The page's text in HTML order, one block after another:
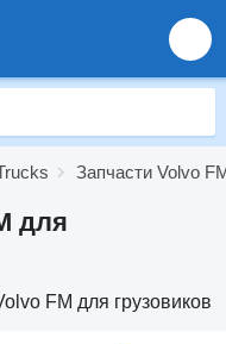
Запчасти Volvo
для
FM для грузовиков